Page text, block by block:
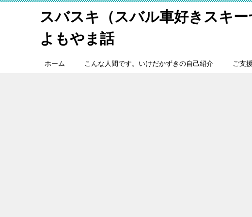
スバスキ（スバル車好きスキ
よもやま話
ホーム こんな人間です。いけだかずきの自己紹介 ご支